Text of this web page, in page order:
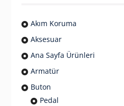
Akım Koruma
Aksesuar
Ana Sayfa Ürünleri
Armatür
Buton
Pedal